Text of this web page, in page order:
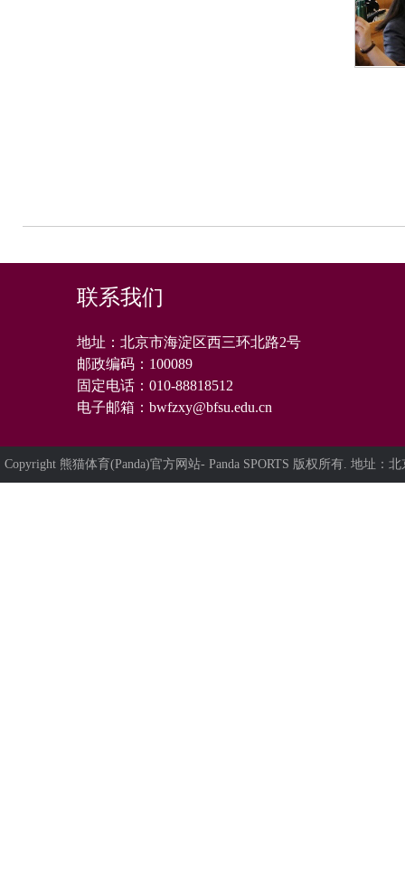
联系我们
地址：北京市海淀区西三环北路2号
邮政编码： 100089
固定电话： 010-88818512
电子邮箱： bwfzxy@bfsu.edu.cn
Copyright 熊猫体育(Panda)官方网站- Panda SPORTS 版权所有. 地址